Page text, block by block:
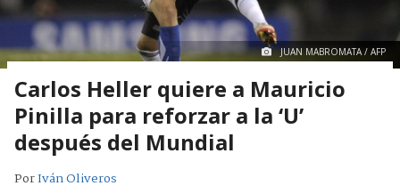
JUAN MABROMATA / AFP
Carlos Heller quiere a Mauricio
Pinilla para reforzar a la ‘U’
después del Mundial
PorIván Oliveros